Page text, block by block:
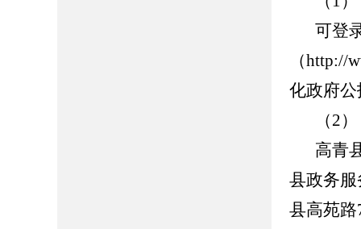
可登
（http://
化政府
（2
高青
县政务
县高苑